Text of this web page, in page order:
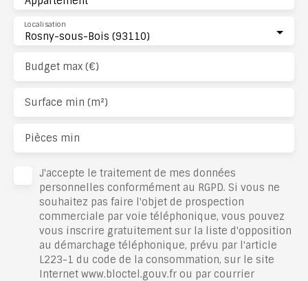
Rosny-sous-Bois (93110)
Localisation
Budget max (€)
Surface min (m²)
Pièces min
J'accepte le traitement de mes données
personnelles conformément au RGPD. Si vous ne
souhaitez pas faire l'objet de prospection
commerciale par voie téléphonique, vous pouvez
vous inscrire gratuitement sur la liste d'opposition
au démarchage téléphonique, prévu par l'article
L223-1 du code de la consommation, sur le site
Internet www.bloctel.gouv.fr ou par courrier